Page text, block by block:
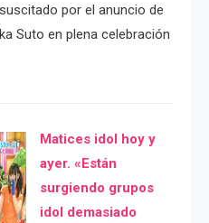
por el anuncio de
Suto en plena celebración
Matices idol hoy y
ayer. «Están
surgiendo grupos
idol demasiado